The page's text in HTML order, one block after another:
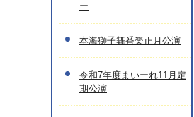
ー
本海獅子舞番楽正月公演
令和7年度まいーれ11月定
期公演